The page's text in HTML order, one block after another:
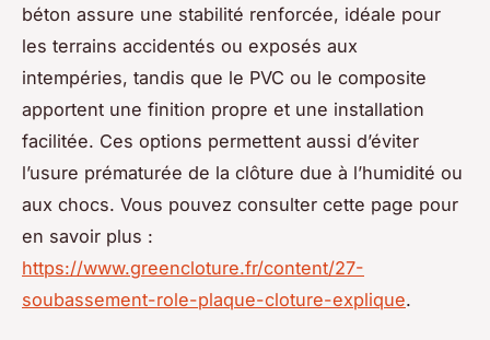
béton assure une stabilité renforcée, idéale pour
les terrains accidentés ou exposés aux
intempéries, tandis que le PVC ou le composite
apportent une finition propre et une installation
facilitée. Ces options permettent aussi d’éviter
l’usure prématurée de la clôture due à l’humidité ou
aux chocs. Vous pouvez consulter cette page pour
en savoir plus :
https://www.greencloture.fr/content/27-
soubassement-role-plaque-cloture-explique.